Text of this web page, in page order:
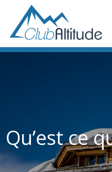
Qu’est ce